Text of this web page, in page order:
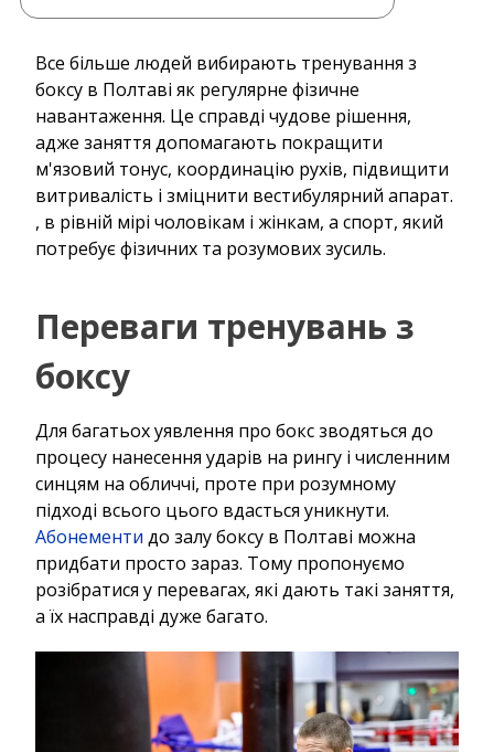
Все більше людей вибирають тренування з
боксу в Полтаві як регулярне фізичне
навантаження. Це справді чудове рішення,
адже заняття допомагають покращити
м'язовий тонус, координацію рухів, підвищити
витривалість і зміцнити вестибулярний апарат.
, в рівній мірі чоловікам і жінкам, а спорт, який
потребує фізичних та розумових зусиль.
Переваги тренувань з
боксу
Для багатьох уявлення про бокс зводяться до
процесу нанесення ударів на рингу і численним
синцям на обличчі, проте при розумному
підході всього цього вдасться уникнути.
Абонементи до залу боксу в Полтаві можна
придбати просто зараз. Тому пропонуємо
розібратися у перевагах, які дають такі заняття,
а їх насправді дуже багато.